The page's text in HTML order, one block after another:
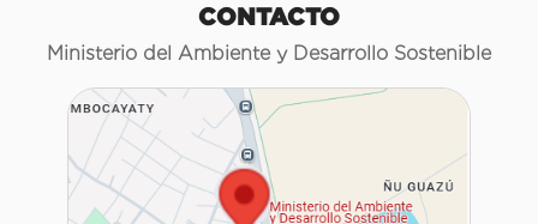
CONTACTO
Ministerio del Ambiente y Desarrollo Sostenible